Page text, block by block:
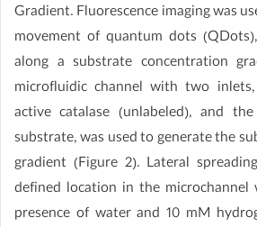
Gradient. Fluorescence imaging was
movement of quantum dots
along a substrate concentration
microfluidic channel with two
active catalase (unlabeled), and
substrate, was used to generate the
gradient (Figure 2). Lateral
defined location in the microchannel
presence of water and 10 mM